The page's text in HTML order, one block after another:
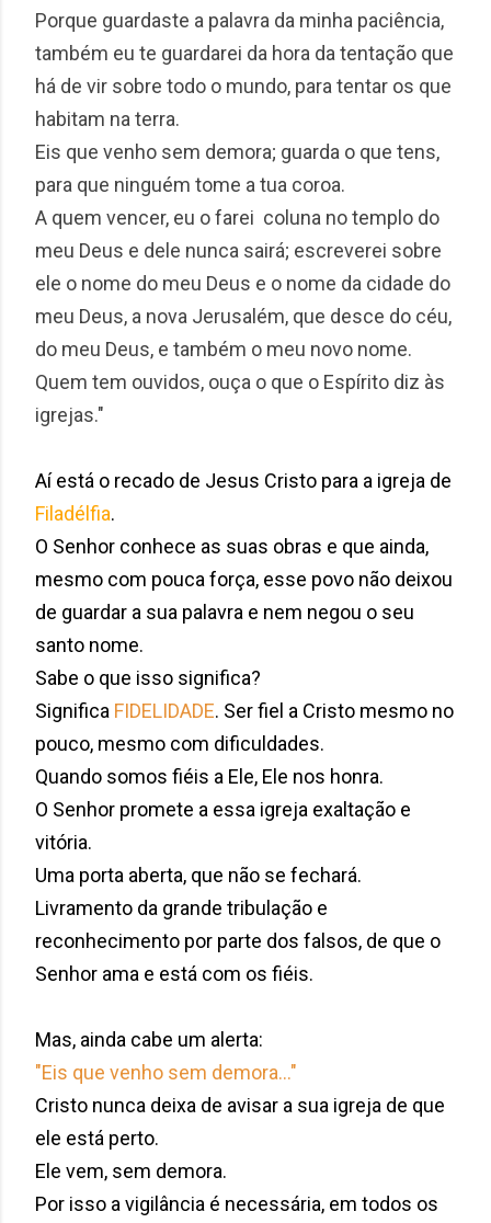
Porque guardaste a palavra da minha paciência,
também eu te guardarei da hora da tentação que
há de vir sobre todo o mundo, para tentar os que
habitam na terra.
Eis que venho sem demora; guarda o que tens,
para que ninguém tome a tua coroa.
A quem vencer, eu o farei coluna no templo do
meu Deus e dele nunca sairá; escreverei sobre
ele o nome do meu Deus e o nome da cidade do
meu Deus, a nova Jerusalém, que desce do céu,
do meu Deus, e também o meu novo nome.
Quem tem ouvidos, ouça o que o Espírito diz às
igrejas."
Aí está o recado de Jesus Cristo para a igreja de
Filadélfia.
O Senhor conhece as suas obras e que ainda,
mesmo com pouca força, esse povo não deixou
de guardar a sua palavra e nem negou o seu
santo nome.
Sabe o que isso significa?
Significa FIDELIDADE. Ser fiel a Cristo mesmo no
pouco, mesmo com dificuldades.
Quando somos fiéis a Ele, Ele nos honra.
O Senhor promete a essa igreja exaltação e
vitória.
Uma porta aberta, que não se fechará.
Livramento da grande tribulação e
reconhecimento por parte dos falsos, de que o
Senhor ama e está com os fiéis.
Mas, ainda cabe um alerta:
"Eis que venho sem demora..."
Cristo nunca deixa de avisar a sua igreja de que
ele está perto.
Ele vem, sem demora.
Por isso a vigilância é necessária, em todos os